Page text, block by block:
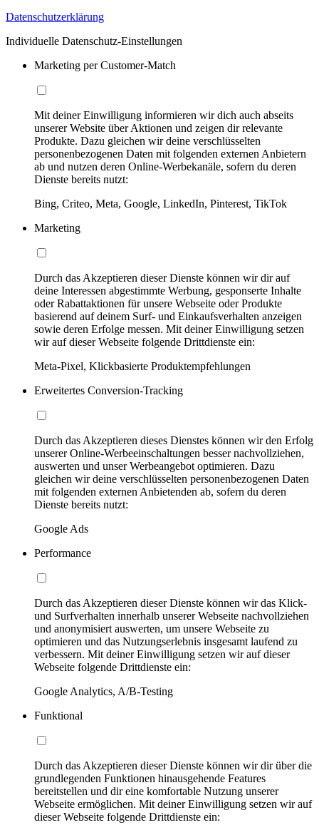
Datenschutzerklärung
Individuelle Datenschutz-Einstellungen
Marketing per Customer-Match
Mit deiner Einwilligung informieren wir dich auch abseits
unserer Website über Aktionen und zeigen dir relevante
Produkte. Dazu gleichen wir deine verschlüsselten
personenbezogenen Daten mit folgenden externen Anbietern
ab und nutzen deren Online-Werbekanäle, sofern du deren
Dienste bereits nutzt:
Bing, Criteo, Meta, Google, LinkedIn, Pinterest, TikTok
Marketing
Durch das Akzeptieren dieser Dienste können wir dir auf
deine Interessen abgestimmte Werbung, gesponserte Inhalte
oder Rabattaktionen für unsere Webseite oder Produkte
basierend auf deinem Surf- und Einkaufsverhalten anzeigen
sowie deren Erfolge messen. Mit deiner Einwilligung setzen
wir auf dieser Webseite folgende Drittdienste ein:
Meta-Pixel, Klickbasierte Produktempfehlungen
Erweitertes Conversion-Tracking
Durch das Akzeptieren dieses Dienstes können wir den Erfolg
unserer Online-Werbeeinschaltungen besser nachvollziehen,
auswerten und unser Werbeangebot optimieren. Dazu
gleichen wir deine verschlüsselten personenbezogenen Daten
mit folgenden externen Anbietenden ab, sofern du deren
Dienste bereits nutzt:
Google Ads
Performance
Durch das Akzeptieren dieser Dienste können wir das Klick-
und Surfverhalten innerhalb unserer Webseite nachvollziehen
und anonymisiert auswerten, um unsere Webseite zu
optimieren und das Nutzungserlebnis insgesamt laufend zu
verbessern. Mit deiner Einwilligung setzen wir auf dieser
Webseite folgende Drittdienste ein:
Google Analytics, A/B-Testing
Funktional
Durch das Akzeptieren dieser Dienste können wir dir über die
grundlegenden Funktionen hinausgehende Features
bereitstellen und dir eine komfortable Nutzung unserer
Webseite ermöglichen. Mit deiner Einwilligung setzen wir auf
dieser Webseite folgende Drittdienste ein: